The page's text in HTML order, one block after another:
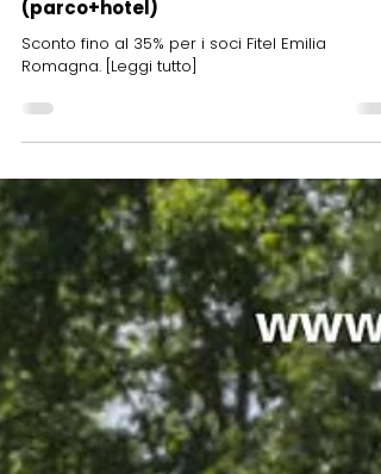
5 giu 2025
Convenzioni
Parchi divertimento e termali, parchi
(parco+hotel)
Sconto fino al 35% per i soci Fitel Emilia
Romagna. [Leggi tutto]